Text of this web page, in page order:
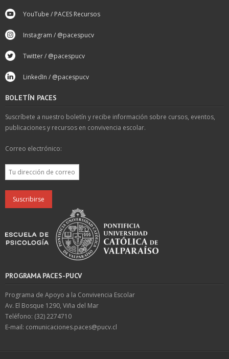
YouTube / PACES Recursos
Instagram / @pacespucv
Twitter / @pacespucv
LinkedIn / @pacespucv
BOLETÍN PACES
Suscríbete a nuestro boletín y recibe información sobre cursos, eventos,
publicaciones y recursos en convivencia escolar.
Correo electrónico:
PROGRAMA PACES-PUCV
Programa de Apoyo a la Convivencia Escolar
Av. El Bosque 1290, Viña del Mar
Teléfono: (32) 2274710
E-mail: comunicaciones.paces@pucv.cl